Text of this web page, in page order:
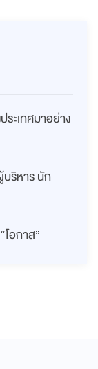
ะเทศมาอย่าง
ริหาร นัก
โอกาส”